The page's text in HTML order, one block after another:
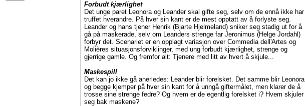
Forbudt kjærlighet
Det unge paret Leonora og Leander skal gifte seg, selv om de ennå ikke har
truffet hverandre. På hver sin kant er de mest opptatt av å forlyste seg.
Leander og hans tjener Henrik (Bjarte Hjelmeland) sniker seg stadig ut for å
gå på maskerade, selv om Leanders strenge far Jeronimus (Helge Jordahl)
forbyr det. Scenariet er en opplagt variasjon over Commedia dell'Artes og
Molières situasjonsforviklinger, med ung forbudt kjærlighet, strenge og
gjerrige gamle. Og fremfor alt: Tjenere med litt av hvert å skjule...
Maskespill
Det kan jo ikke gå anerledes: Leander blir forelsket. Det samme blir Leonora
og begge kjemper på hver sin kant for å unngå giftermålet, men klarer de å
trosse sine strenge fedre? Og hvem er de egentlig forelsket i? Hvem skjuler
seg bak maskene?